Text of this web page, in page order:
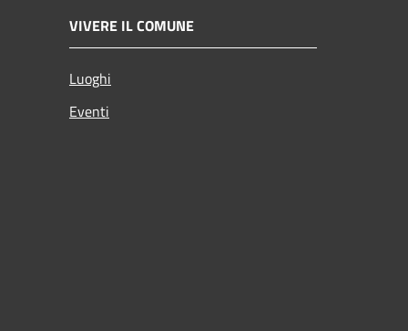
VIVERE IL COMUNE
Luoghi
Eventi